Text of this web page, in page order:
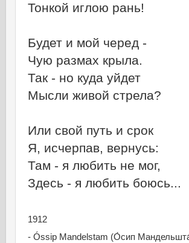
Тонкой иглою рань!
Будет и мой черед -
Чую размах крыла.
Так - но куда уйдет
Мысли живой стрела?
Или свой путь и срок
Я, исчерпав, вернусь:
Там - я любить не мог,
Здесь - я любить боюсь...
1912
- Óssip Mandelstam (О́сип